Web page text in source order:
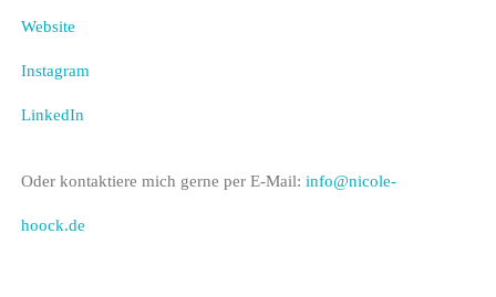
Website
Instagram
LinkedIn
Oder kontaktiere mich gerne per E-Mail:info@nicole-
hoock.de